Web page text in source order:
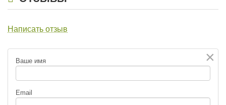
Написать отзыв
×
Ваше имя
Email